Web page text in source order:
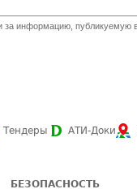
за информацию,
Тендеры АТИ-Доки
БЕЗОПАСНОСТЬ